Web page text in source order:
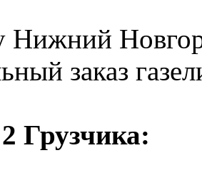
Нижний
заказ
Грузчика: